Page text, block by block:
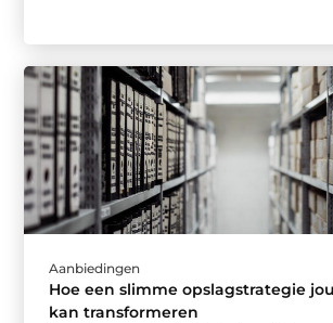
Aanbiedingen
Hoe een slimme opslagstrategie
kan transformeren